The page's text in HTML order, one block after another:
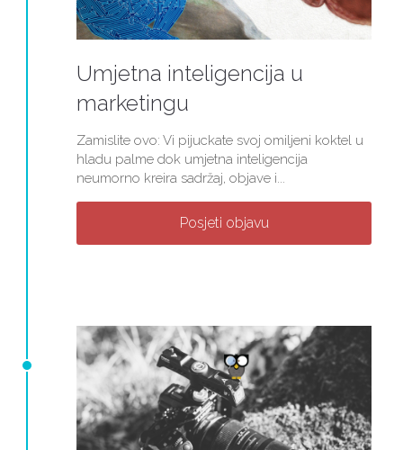
Umjetna inteligencija u
marketingu
Zamislite ovo: Vi pijuckate svoj omiljeni koktel u
hladu palme dok umjetna inteligencija
neumorno kreira sadržaj, objave i...
Posjeti objavu